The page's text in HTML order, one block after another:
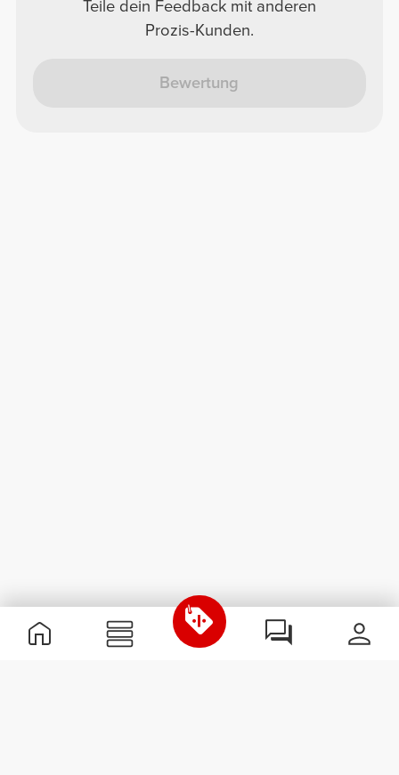
Teile dein Feedback mit anderen
Prozis-Kunden.
Bewertung